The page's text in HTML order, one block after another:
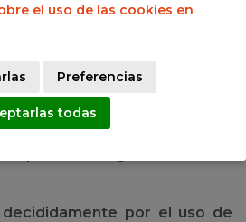
objetivo de que nuestra
los estamentos, hombres y
veteranos y por supuesto
los que identifico como eje
decididamente por el uso de
el uso de las cookies en
Preferencias
todas